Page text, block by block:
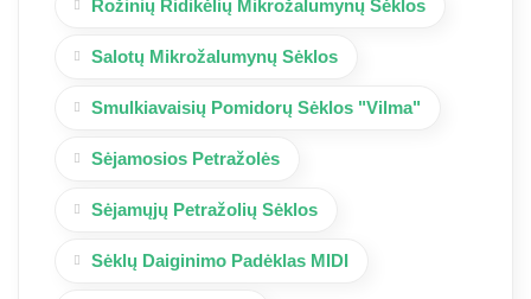
Rožinių Ridikėlių Mikrožalumynų Sėklos
Salotų Mikrožalumynų Sėklos
Smulkiavaisių Pomidorų Sėklos "Vilma"
Sėjamosios Petražolės
Sėjamųjų Petražolių Sėklos
Sėklų Daiginimo Padėklas MIDI